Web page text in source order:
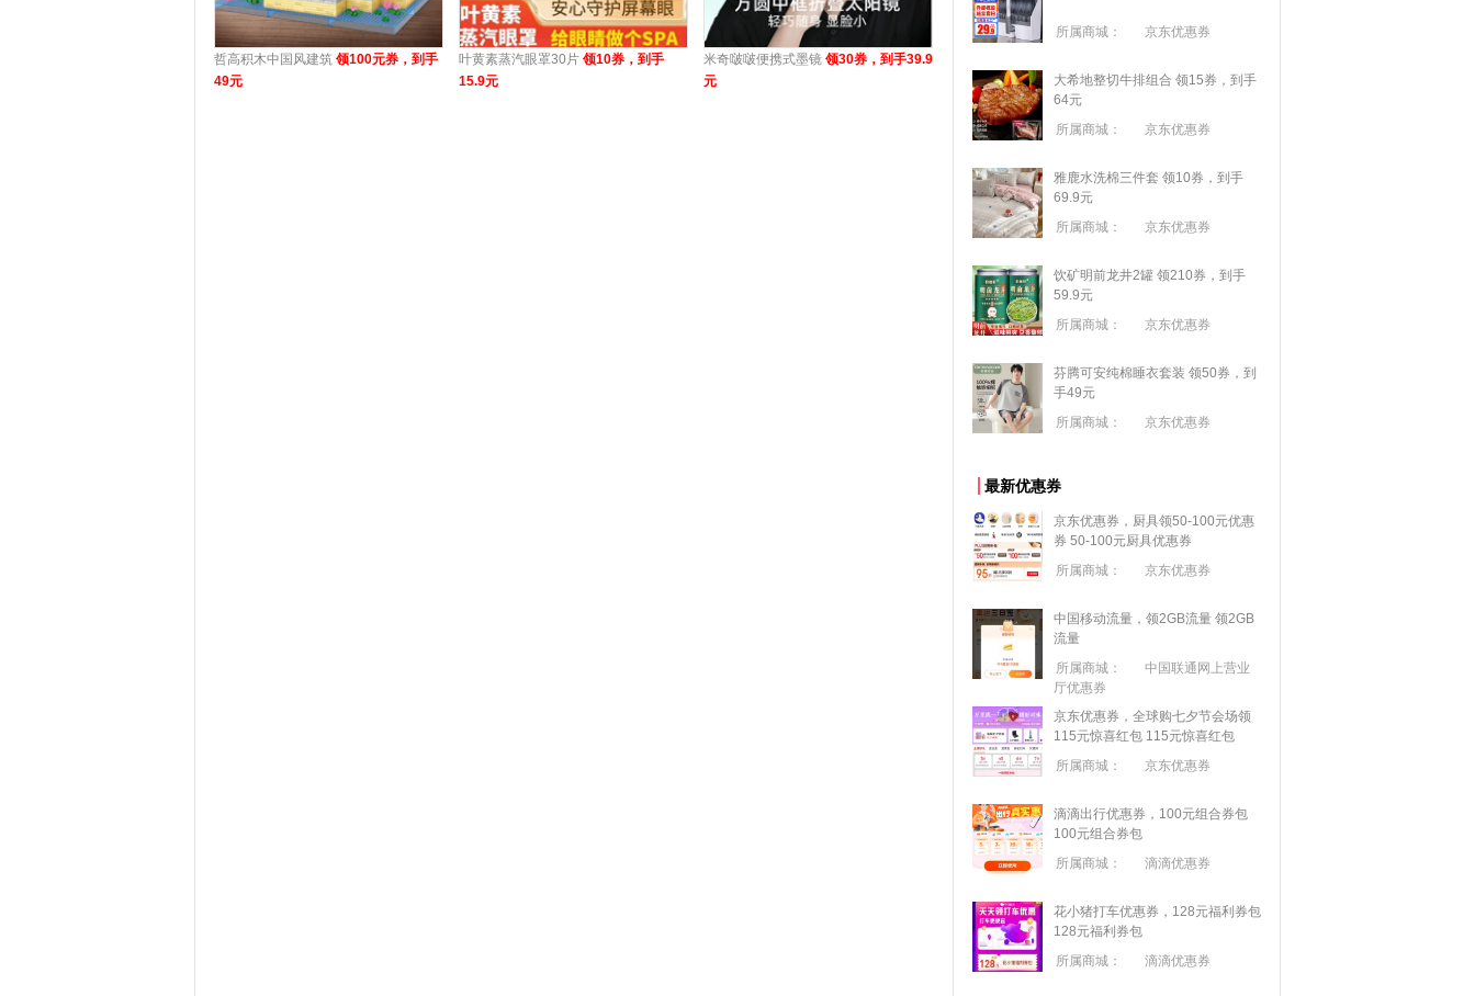
哲高积木中国风建筑 领100元券，到手
49元
叶黄素蒸汽眼罩30片 领10券，到手
15.9元
米奇啵啵便携式墨镜 领30券，到手39.9
元
所属商城： 京东优惠券
大希地整切牛排组合 领15券，到手
64元
所属商城：
京东优惠券
雅鹿水洗棉三件套 领10券，到手
69.9元
所属商城：
京东优惠券
饮矿明前龙井2罐 领210券，到手
59.9元
所属商城：
京东优惠券
芬腾可安纯棉睡衣套装 领50券，到
手49元
所属商城：
京东优惠券
最新优惠券
京东优惠券，厨具领50-100元优惠
券 50-100元厨具优惠券
所属商城：
京东优惠券
中国移动流量，领2GB流量 领2GB
流量
所属商城：
中国联通网上营业
厅优惠券
京东优惠券，全球购七夕节会场领
115元惊喜红包 115元惊喜红包
所属商城：
京东优惠券
滴滴出行优惠券，100元组合券包
100元组合券包
所属商城：
滴滴优惠券
花小猪打车优惠券，128元福利券包
128元福利券包
所属商城：
滴滴优惠券